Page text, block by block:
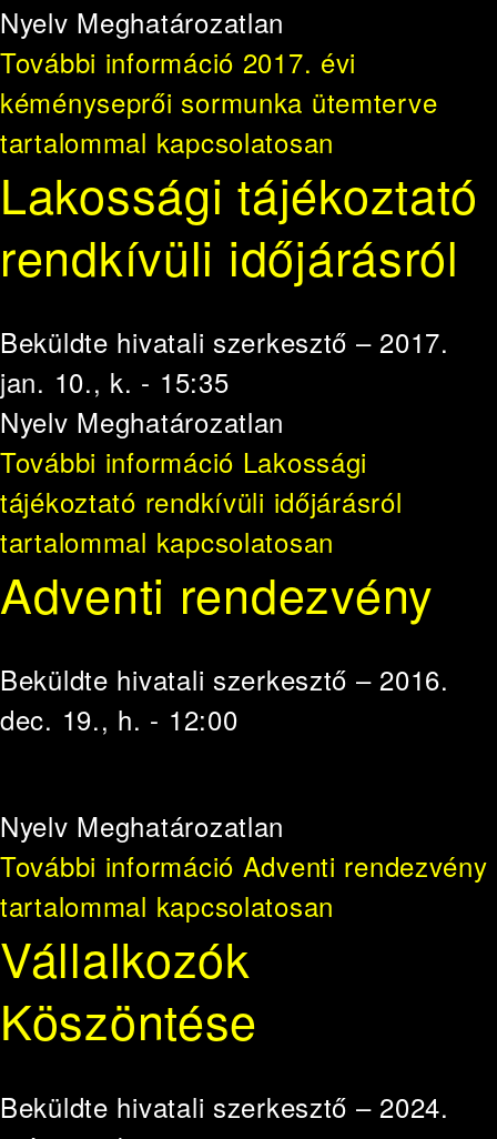
Nyelv Meghatározatlan
További információ 2017. évi
kéményseprői sormunka ütemterve
tartalommal kapcsolatosan
Lakossági tájékoztató
rendkívüli időjárásról
Beküldte hivatali szerkesztő – 2017.
jan. 10., k. - 15:35
Nyelv Meghatározatlan
További információ Lakossági
tájékoztató rendkívüli időjárásról
tartalommal kapcsolatosan
Adventi rendezvény
Beküldte hivatali szerkesztő – 2016.
dec. 19., h. - 12:00
Nyelv Meghatározatlan
További információ Adventi rendezvény
tartalommal kapcsolatosan
Vállalkozók
Köszöntése
Beküldte hivatali szerkesztő – 2024.